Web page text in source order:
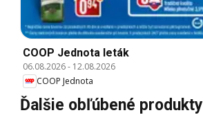
COOP Jednota leták
06.08.2026- 12.08.2026
COOP Jednota
Ďalšie obľúbené produkty